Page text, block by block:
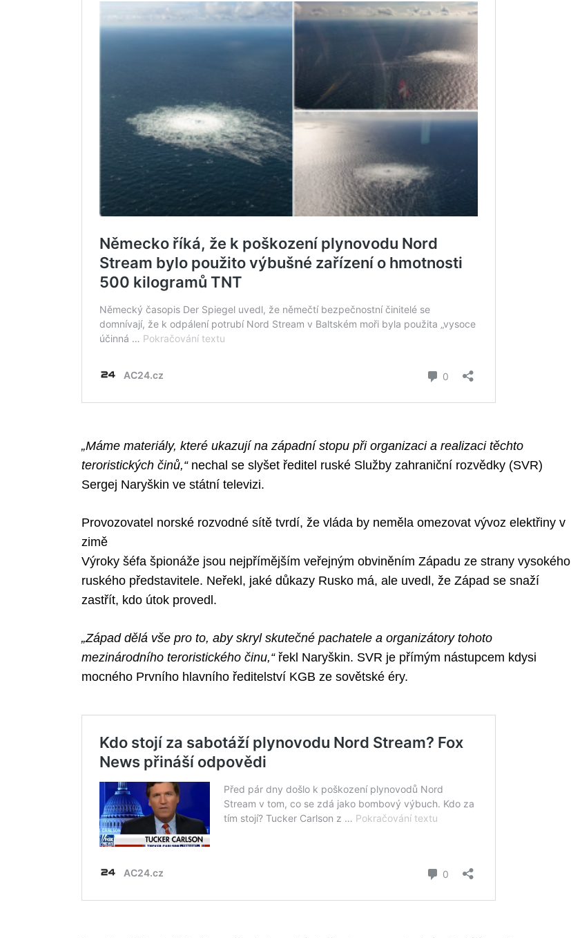
„Máme materiály, které ukazují na západní stopu při organizaci a realizaci těchto
teroristických činů,“ nechal se slyšet ředitel ruské Služby zahraniční rozvědky (SVR)
Sergej Naryškin ve státní televizi.
Provozovatel norské rozvodné sítě tvrdí, že vláda by neměla omezovat vývoz elektřiny v
zimě
Výroky šéfa špionáže jsou nejpřímějším veřejným obviněním Západu ze strany vysokého
ruského představitele. Neřekl, jaké důkazy Rusko má, ale uvedl, že Západ se snaží
zastřít, kdo útok provedl.
„Západ dělá vše pro to, aby skryl skutečné pachatele a organizátory tohoto
mezinárodního teroristického činu,“ řekl Naryškin. SVR je přímým nástupcem kdysi
mocného Prvního hlavního ředitelství KGB ze sovětské éry.
for: